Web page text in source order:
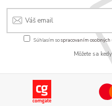
Súhlasím sospracovaním osobných
Môžete sa